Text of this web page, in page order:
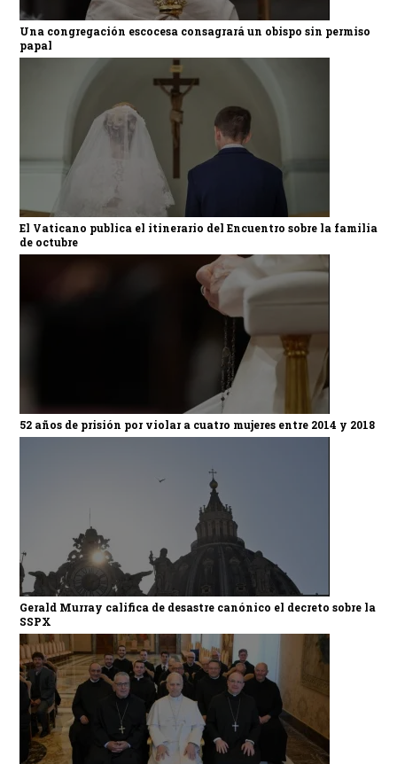
Una congregación escocesa consagrará un obispo sin permiso
papal
El Vaticano publica el itinerario del Encuentro sobre la familia
de octubre
52 años de prisión por violar a cuatro mujeres entre 2014 y 2018
Gerald Murray califica de desastre canónico el decreto sobre la
SSPX